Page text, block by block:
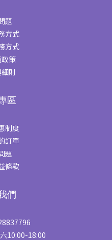
題
方式
方式
策
則
區
制度
訂單
題
條款
們
10:00-18:00